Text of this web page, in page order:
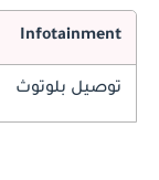
Infotainment
توصيل بلوتوث